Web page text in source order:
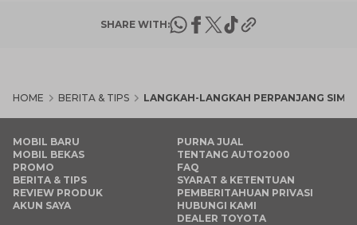
SHARE WITH:
HOME BERITA & TIPS LANGKAH-LANGKAH PERPANJANG SIM
MOBIL BARU
MOBIL BEKAS
PROMO
BERITA & TIPS
REVIEW PRODUK
AKUN SAYA
PURNA JUAL
TENTANG AUTO2000
FAQ
SYARAT & KETENTUAN
PEMBERITAHUAN PRIVASI
HUBUNGI KAMI
DEALER TOYOTA